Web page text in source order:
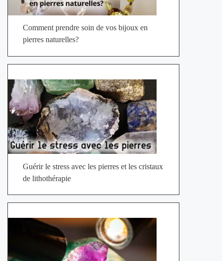
Comment prendre soin de vos bijoux en
pierres naturelles?
Guérir le stress avec les pierres et les cristaux
de lithothérapie